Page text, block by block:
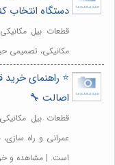
دستگاه انتخاب
قطعات بیل
مکانیکی، تصمیمی
⭐️ راهنمای
اصالت 🔧
قطعات بیل
عمرانی و راه
است. | مشاهده و